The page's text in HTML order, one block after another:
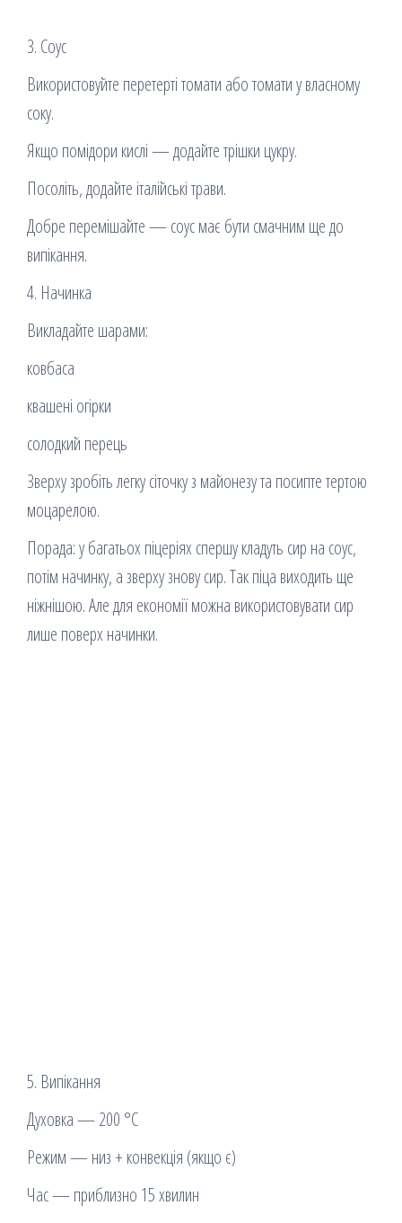
3. Соус
Використовуйте перетерті томати або томати у власному
соку.
Якщо помідори кислі — додайте трішки цукру.
Посоліть, додайте італійські трави.
Добре перемішайте — соус має бути смачним ще до
випікання.
4. Начинка
Викладайте шарами:
ковбаса
квашені огірки
солодкий перець
Зверху зробіть легку сіточку з майонезу та посипте тертою
моцарелою.
Порада: у багатьох піцеріях спершу кладуть сир на соус,
потім начинку, а зверху знову сир. Так піца виходить ще
ніжнішою. Але для економії можна використовувати сир
лише поверх начинки.
5. Випікання
Духовка — 200 °C
Режим — низ + конвекція (якщо є)
Час — приблизно 15 хвилин